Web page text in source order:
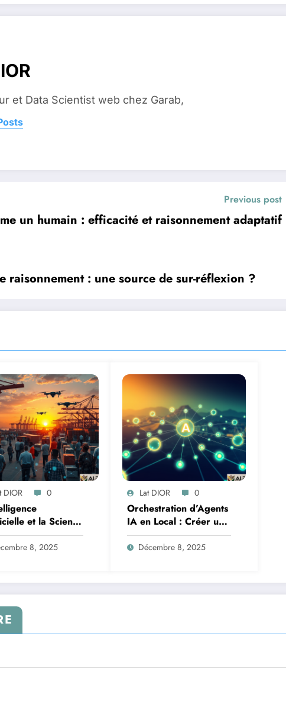
et Data Scientist web chez Garab,
Previous post
un humain : efficacité et raisonnement adaptatif
raisonnement : une source de sur-réflexion ?
DIOR 0
et la Science
: Moteurs
8, 2025
Lat DIOR 0
Orchestration d’Agents
IA en Local : Créer un
Système Multi-Agent
Autonome avec
Décembre 8, 2025